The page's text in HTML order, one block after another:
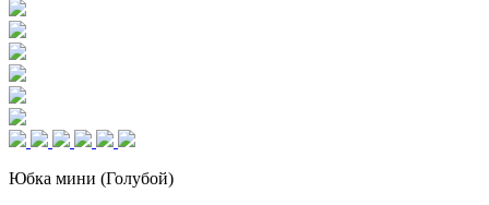
Юбка мини (Голубой)